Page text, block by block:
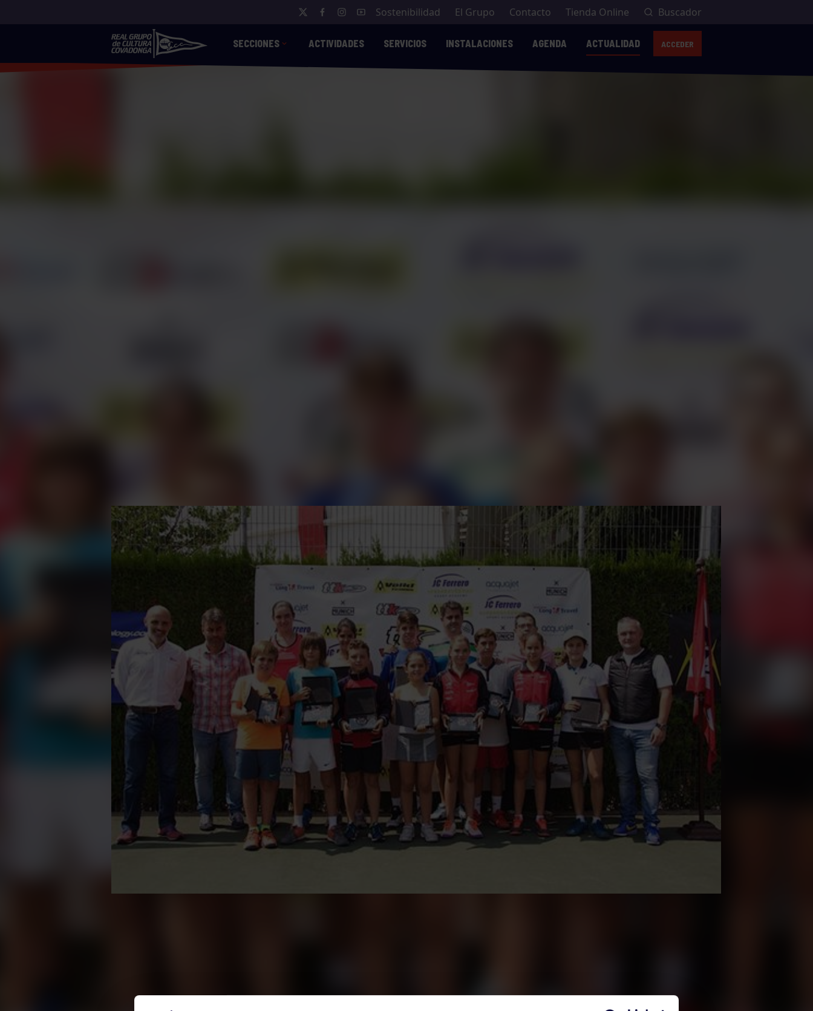
Sostenibilidad El Grupo Contacto Tienda Online Buscador
SECCIONES ACTIVIDADES SERVICIOS INSTALACIONES AGENDA ACTUALIDAD ACCEDER